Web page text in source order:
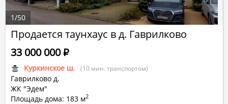
Продается таунхаус в д. Гаврилково
Куркинское ш. (10 мин. транспортом)
Гаврилково д.
ЖК "Эдем"
Площадь дома: 183 м2
33 000 000Р
1/50